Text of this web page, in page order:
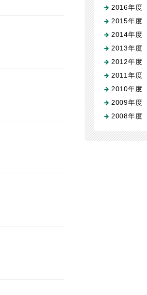
2016年度
2015年度
2014年度
2013年度
2012年度
2011年度
2010年度
2009年度
2008年度